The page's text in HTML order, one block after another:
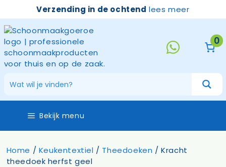
de
inhoud
Verzending in de ochtend lees meer
0
Bekijk menu
Home / Keukentextiel / Theedoeken / Kracht
theedoek herfst geel
aantal